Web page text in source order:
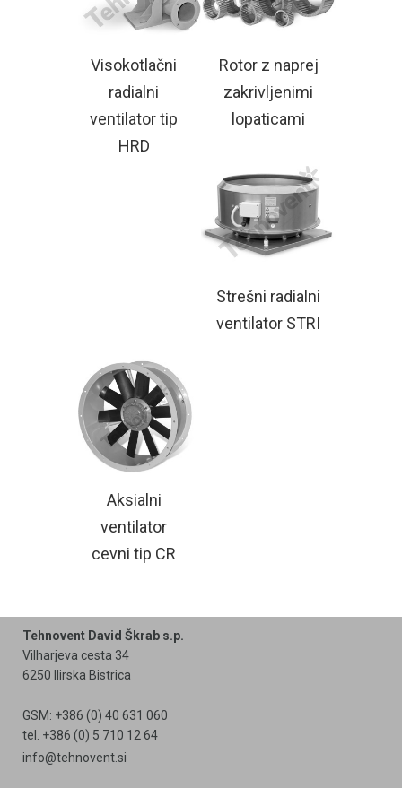
Visokotlačni
radialni
ventilator tip
HRD
Rotor z naprej
zakrivljenimi
lopaticami
Strešni radialni
ventilator STRI
Aksialni
ventilator
cevni tip CR
Tehnovent David Škrab s.p.
Vilharjeva cesta 34
6250 Ilirska Bistrica
GSM: +386 (0) 40 631 060
tel. +386 (0) 5 710 12 64
info@tehnovent.si